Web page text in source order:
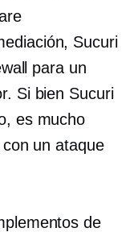
Sucuri
para un
Si bien Sucuri
es mucho
un ataque
de